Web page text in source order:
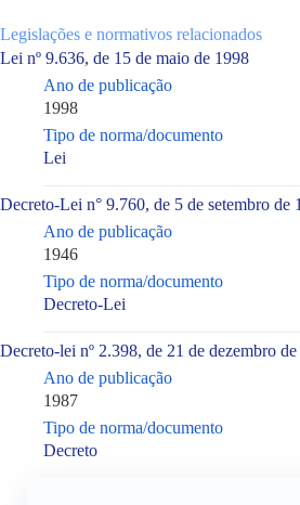
Legislações e normativos relacionados
Lei nº 9.636, de 15 de maio de 1998
Ano de publicação
1998
Tipo de norma/documento
Lei
Decreto-Lei n° 9.760, de 5 de setembro de
Ano de publicação
1946
Tipo de norma/documento
Decreto-Lei
Decreto-lei nº 2.398, de 21 de dezembro
Ano de publicação
1987
Tipo de norma/documento
Decreto